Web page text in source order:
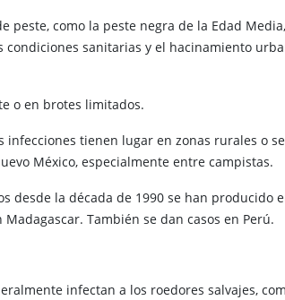
peste, como la peste negra de la Edad
condiciones sanitarias y el hacinamiento
o en brotes limitados.
infecciones tienen lugar en zonas rurales o
México, especialmente entre campistas.
desde la década de 1990 se han producido
También se dan casos en Perú.
infectan a los roedores salvajes,